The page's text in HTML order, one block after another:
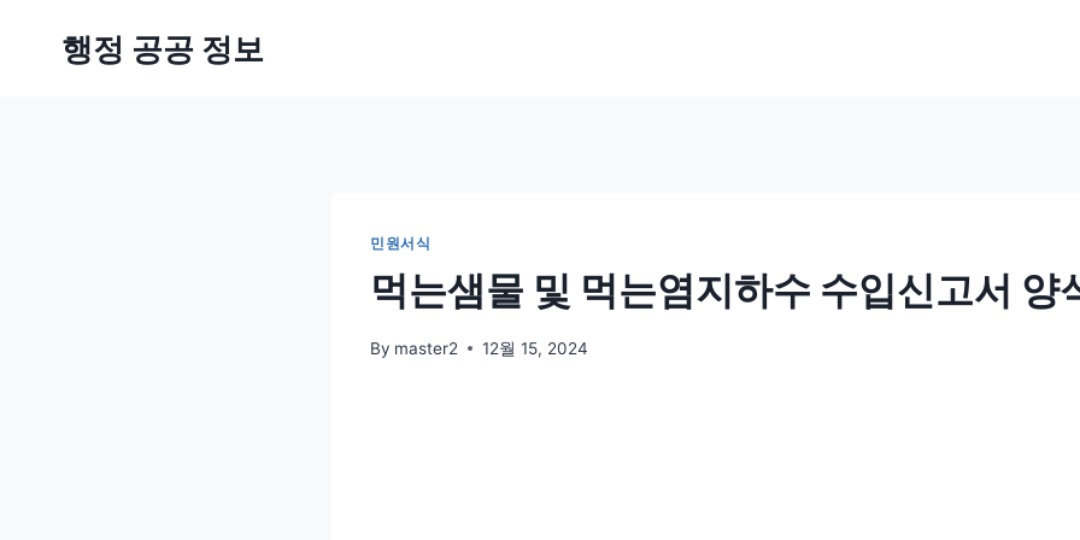
행정 공공 정보
민원서식
먹는샘물 및 먹는염지하수 수입신고서 양
By master2 12월 15, 2024